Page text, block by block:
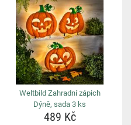
Weltbild Zahradní zápich
Dýně, sada 3 ks
489 Kč